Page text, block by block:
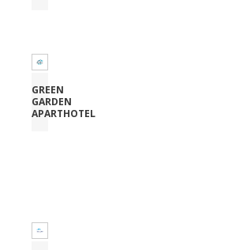
GREEN
GARDEN
APARTHOTEL